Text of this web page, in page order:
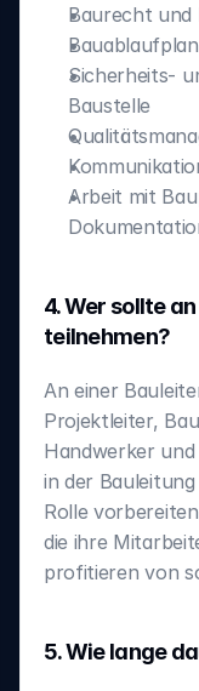
Baurecht
Sicherheits-
Baustelle
Arbeit mit
4. Wer sollte
teilnehmen?
An einer
Projektleiter,
Handwerker
in der
Rolle
die ihre
profitieren von
5. Wie lange